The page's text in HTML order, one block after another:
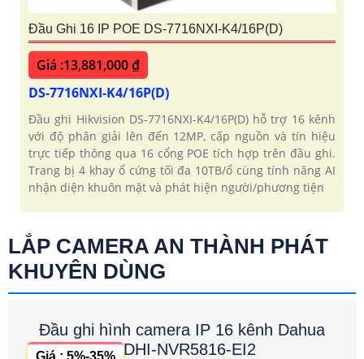
Đầu Ghi 16 IP POE DS-7716NXI-K4/16P(D)
Giá :13,881,000 ₫
DS-7716NXI-K4/16P(D)
Đầu ghi Hikvision DS-7716NXI-K4/16P(D) hỗ trợ 16 kênh
với độ phân giải lên đến 12MP, cấp nguồn và tín hiệu
trực tiếp thông qua 16 cổng POE tích hợp trên đầu ghi.
Trang bị 4 khay ổ cứng tối đa 10TB/ổ cùng tính năng AI
nhận diện khuôn mặt và phát hiện người/phương tiện
LẮP CAMERA AN THÀNH PHÁT
KHUYÊN DÙNG
Đầu ghi hình camera IP 16 kênh Dahua
DHI-NVR5816-EI2
Giá : 5%-35%